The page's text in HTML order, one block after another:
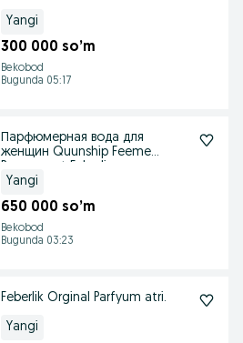
Yangi
300 000 so’m
Bekobod
Bugunda 05:17
Парфюмерная вода для
женщин Quunship Feeme
Yangi
650 000 so’m
Bekobod
Bugunda 03:23
Feberlik Orginal Parfyum atri.
Yangi